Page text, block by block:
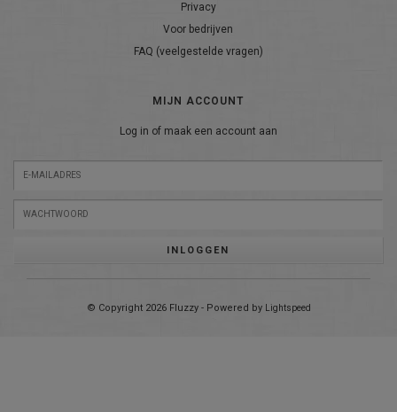
Privacy
Voor bedrijven
FAQ (veelgestelde vragen)
MIJN ACCOUNT
Log in of maak een account aan
INLOGGEN
© Copyright 2026 Fluzzy - Powered by Lightspeed